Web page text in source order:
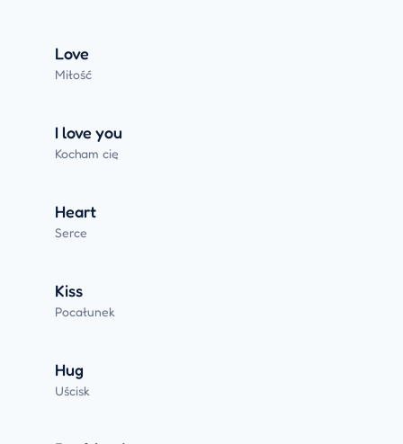
Love
Miłość
I love you
Kocham cię
Heart
Serce
Kiss
Pocałunek
Hug
Uścisk